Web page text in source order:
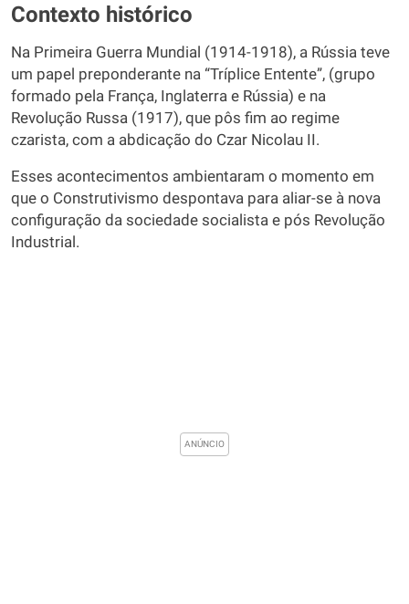
Contexto histórico
Na Primeira Guerra Mundial (1914-1918), a Rússia teve
um papel preponderante na “Tríplice Entente”, (grupo
formado pela França, Inglaterra e Rússia) e na
Revolução Russa (1917), que pôs fim ao regime
czarista, com a abdicação do Czar Nicolau II.
Esses acontecimentos ambientaram o momento em
que o Construtivismo despontava para aliar-se à nova
configuração da sociedade socialista e pós Revolução
Industrial.